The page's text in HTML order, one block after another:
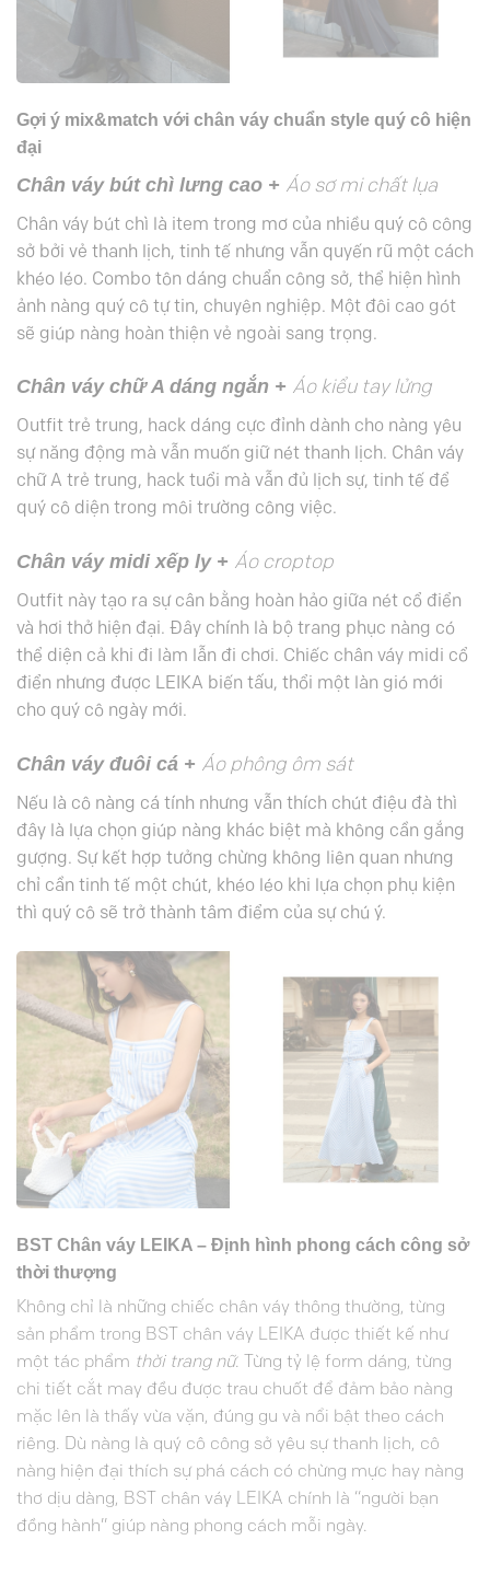
Gợi ý mix&match với chân váy chuẩn style quý cô hiện
đại
Chân váy bút chì lưng cao + Áo sơ mi chất lụa
Chân váy bút chì là item trong mơ của nhiều quý cô công
sở bởi vẻ thanh lịch, tinh tế nhưng vẫn quyến rũ một cách
khéo léo. Combo tôn dáng chuẩn công sở, thể hiện hình
ảnh nàng quý cô tự tin, chuyên nghiệp. Một đôi cao gót
sẽ giúp nàng hoàn thiện vẻ ngoài sang trọng.
Chân váy chữ A dáng ngắn + Áo kiểu tay lửng
Outfit trẻ trung, hack dáng cực đỉnh dành cho nàng yêu
sự năng động mà vẫn muốn giữ nét thanh lịch. Chân váy
chữ A trẻ trung, hack tuổi mà vẫn đủ lịch sự, tinh tế để
quý cô diện trong môi trường công việc.
Chân váy midi xếp ly + Áo croptop
Outfit này tạo ra sự cân bằng hoàn hảo giữa nét cổ điển
và hơi thở hiện đại. Đây chính là bộ trang phục nàng có
thể diện cả khi đi làm lẫn đi chơi. Chiếc chân váy midi cổ
điển nhưng được LEIKA biến tấu, thổi một làn gió mới
cho quý cô ngày mới.
Chân váy đuôi cá + Áo phông ôm sát
Nếu là cô nàng cá tính nhưng vẫn thích chút điệu đà thì
đây là lựa chọn giúp nàng khác biệt mà không cần gắng
gượng. Sự kết hợp tưởng chừng không liên quan nhưng
chỉ cần tinh tế một chút, khéo léo khi lựa chọn phụ kiện
thì quý cô sẽ trở thành tâm điểm của sự chú ý.
BST Chân váy LEIKA – Định hình phong cách công sở
thời thượng
Không chỉ là những chiếc chân váy thông thường, từng
sản phẩm trong BST chân váy LEIKA được thiết kế như
một tác phẩm thời trang nữ. Từng tỷ lệ form dáng, từng
chi tiết cắt may đều được trau chuốt để đảm bảo nàng
mặc lên là thấy vừa vặn, đúng gu và nổi bật theo cách
riêng. Dù nàng là quý cô công sở yêu sự thanh lịch, cô
nàng hiện đại thích sự phá cách có chừng mực hay nàng
thơ dịu dàng, BST chân váy LEIKA chính là “người bạn
đồng hành” giúp nàng phong cách mỗi ngày.